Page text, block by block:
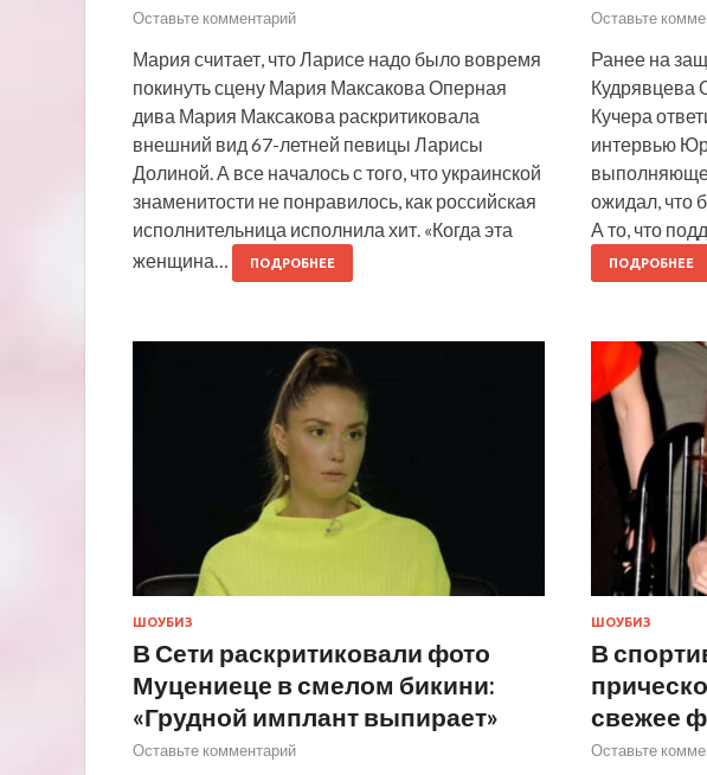
Оставьте комментарий
Мария считает, что Ларисе надо было вовремя
покинуть сцену Мария Максакова Оперная
дива Мария Максакова раскритиковала
внешний вид 67-летней певицы Ларисы
Долиной. А все началось с того, что украинской
знаменитости не понравилось, как российская
исполнительница исполнила хит. «Когда эта
женщина…
ПОДРОБНЕЕ
Оставьте
Ранее на
Кудрявцева
Кучера
интервью
ожидал, что
А то, что
ПОДРОБНЕЕ
ШОУБИЗ
В Сети раскритиковали фото
Муцениеце в смелом бикини:
«Грудной имплант выпирает»
Оставьте комментарий
ШОУБИЗ
В
свежее
Оставьте